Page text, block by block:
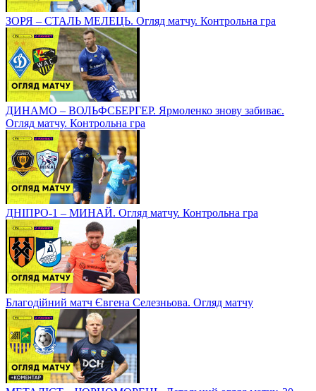
ЗОРЯ – СТАЛЬ МЕЛЕЦЬ. Огляд матчу. Контрольна гра
ДИНАМО – ВОЛЬФСБЕРГЕР. Ярмоленко знову забиває.
Огляд матчу. Контрольна гра
ДНІПРО-1 – МИНАЙ. Огляд матчу. Контрольна гра
Благодійний матч Євгена Селезньова. Огляд матчу